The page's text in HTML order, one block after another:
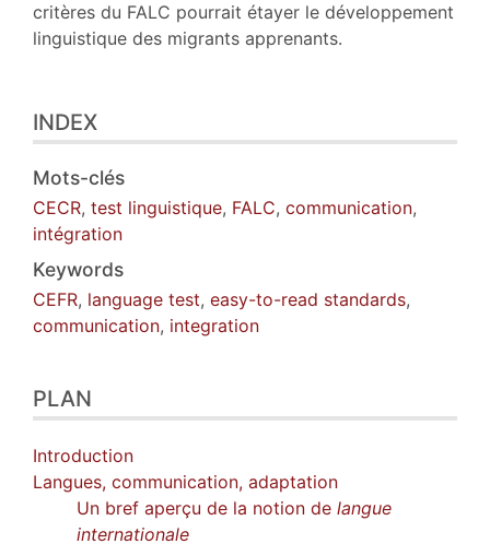
critères du FALC pourrait étayer le développement
linguistique des migrants apprenants.
INDEX
Mots-clés
CECR, test linguistique, FALC, communication,
intégration
Keywords
CEFR, language test, easy-to-read standards,
communication, integration
PLAN
Introduction
Langues, communication, adaptation
Un bref aperçu de la notion de langue
internationale